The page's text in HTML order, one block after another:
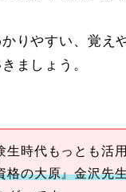
りやすい、覚え
ましょう。
生時代もっとも活
格の大原』金沢先